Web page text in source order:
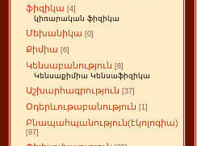
ֆիզիկա [4]
կիռարական ֆիզիկա
Մեխանիկա [0]
Քիմիա [6]
Կենսաբանություն [8]
Կենսաքիմիա Կենսաֆիզիկա
Աշխարհագրություն [37]
Օդերևութաբանություն [1]
Բնապահպանություն(էկոլոգիա)
[97]